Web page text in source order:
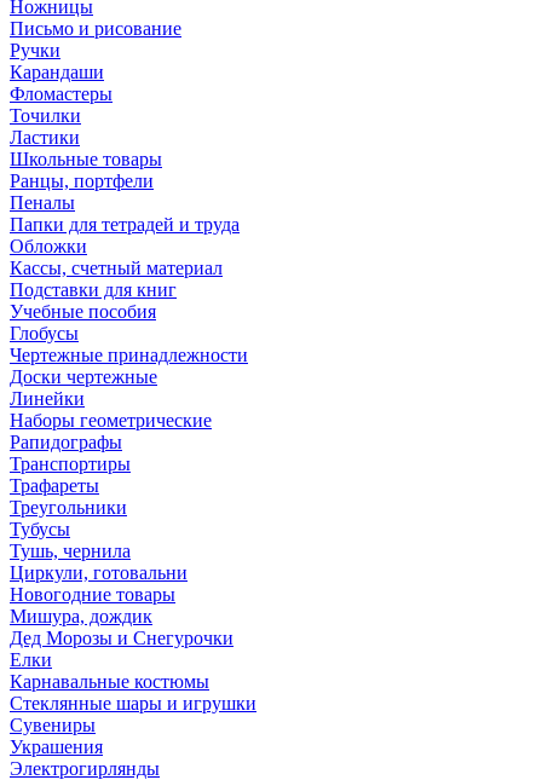
Ножницы
Письмо и рисование
Ручки
Карандаши
Фломастеры
Точилки
Ластики
Школьные товары
Ранцы, портфели
Пеналы
Папки для тетрадей и труда
Обложки
Кассы, счетный материал
Подставки для книг
Учебные пособия
Глобусы
Чертежные принадлежности
Доски чертежные
Линейки
Наборы геометрические
Рапидографы
Транспортиры
Трафареты
Треугольники
Тубусы
Тушь, чернила
Циркули, готовальни
Новогодние товары
Мишура, дождик
Дед Морозы и Снегурочки
Елки
Карнавальные костюмы
Стеклянные шары и игрушки
Сувениры
Украшения
Электрогирлянды